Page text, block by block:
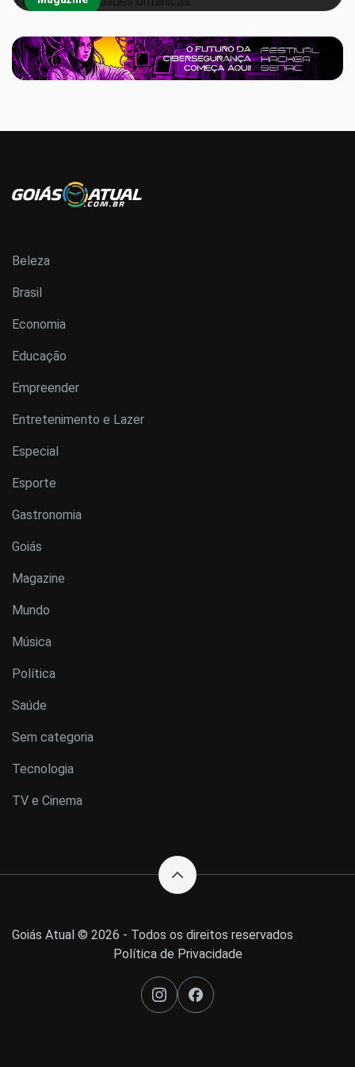
Beleza
Brasil
Economia
Educação
Empreender
Entretenimento e Lazer
Especial
Esporte
Gastronomia
Goiás
Magazine
Mundo
Música
Política
Saúde
Sem categoria
Tecnologia
TV e Cinema
Goiás Atual © 2026 - Todos os direitos reservados
Política de Privacidade